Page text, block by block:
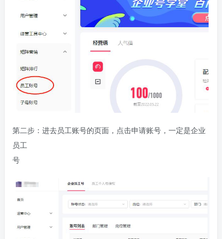
第二步 ： 进去员工账号的页面 ， 点击申请账号 ， 一定是企业
员工
号